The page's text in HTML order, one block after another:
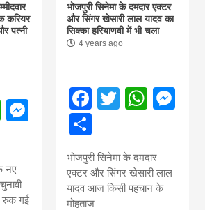
करियर
पत्नी
WhatsApp
Messenger
नए
रुक गई
भोजपुरी सिनेमा के दमदार एक्टर
और सिंगर खेसारी लाल यादव का
सिक्का हरियाणवी में भी चला
4 years ago
Facebook
Twitter
Share
भोजपुरी सिनेमा के दमदार
एक्टर और सिंगर खेसारी लाल
यादव आज किसी पहचान के
मोहताज